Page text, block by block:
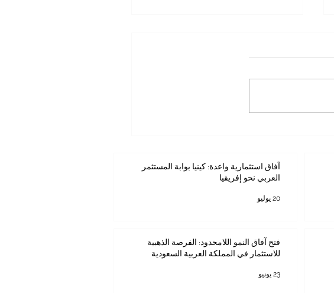
آفاق استثمارية واعدة: كينيا بوابة المستثمر
العربي نحو إفريقيا
20 يوليو
فتح آفاق النمو اللامحدود: الفرصة الذهبية
للاستثمار في المملكة العربية السعودية
23 يونيو